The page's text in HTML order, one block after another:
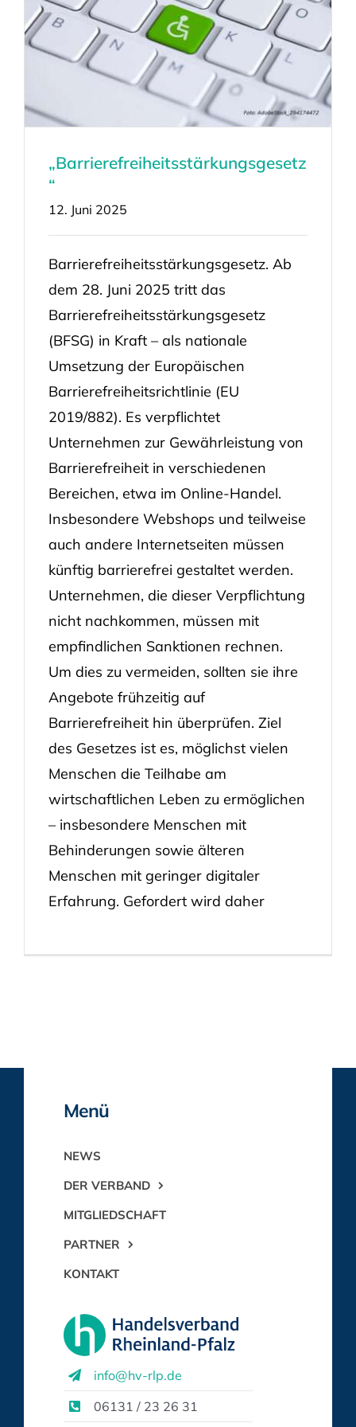
„Barrierefreiheitsstärkungsgesetz
“
12. Juni 2025
Barrierefreiheitsstärkungsgesetz. Ab
dem 28. Juni 2025 tritt das
Barrierefreiheitsstärkungsgesetz
(BFSG) in Kraft – als nationale
Umsetzung der Europäischen
Barrierefreiheitsrichtlinie (EU
2019/882). Es verpflichtet
Unternehmen zur Gewährleistung von
Barrierefreiheit in verschiedenen
Bereichen, etwa im Online-Handel.
Insbesondere Webshops und teilweise
auch andere Internetseiten müssen
künftig barrierefrei gestaltet werden.
Unternehmen, die dieser Verpflichtung
nicht nachkommen, müssen mit
empfindlichen Sanktionen rechnen.
Um dies zu vermeiden, sollten sie ihre
Angebote frühzeitig auf
Barrierefreiheit hin überprüfen. Ziel
des Gesetzes ist es, möglichst vielen
Menschen die Teilhabe am
wirtschaftlichen Leben zu ermöglichen
– insbesondere Menschen mit
Behinderungen sowie älteren
Menschen mit geringer digitaler
Erfahrung. Gefordert wird daher
Menü
NEWS
DER VERBAND
MITGLIEDSCHAFT
PARTNER
KONTAKT
info@hv-rlp.de
06131 / 23 26 31